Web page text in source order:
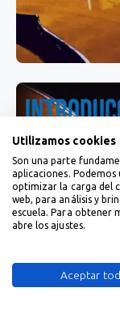
Utilizamos cookies
Son una parte
aplicaciones.
optimizar la carga del
web, para análisis y
escuela. Para obtener
abre los ajustes.
Aceptar